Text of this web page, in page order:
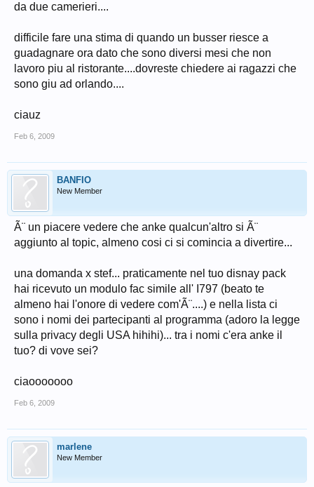
da due camerieri....
difficile fare una stima di quando un busser riesce a
guadagnare ora dato che sono diversi mesi che non
lavoro piu al ristorante....dovreste chiedere ai ragazzi che
sono giu ad orlando....
ciauz
Feb 6, 2009
BANFIO
New Member
Ã¨ un piacere vedere che anke qualcun'altro si Ã¨
aggiunto al topic, almeno cosi ci si comincia a divertire...
una domanda x stef... praticamente nel tuo disnay pack
hai ricevuto un modulo fac simile all' I797 (beato te
almeno hai l'onore di vedere com'Ã¨....) e nella lista ci
sono i nomi dei partecipanti al programma (adoro la legge
sulla privacy degli USA hihihi)... tra i nomi c'era anke il
tuo? di vove sei?
ciaooooooo
Feb 6, 2009
marlene
New Member